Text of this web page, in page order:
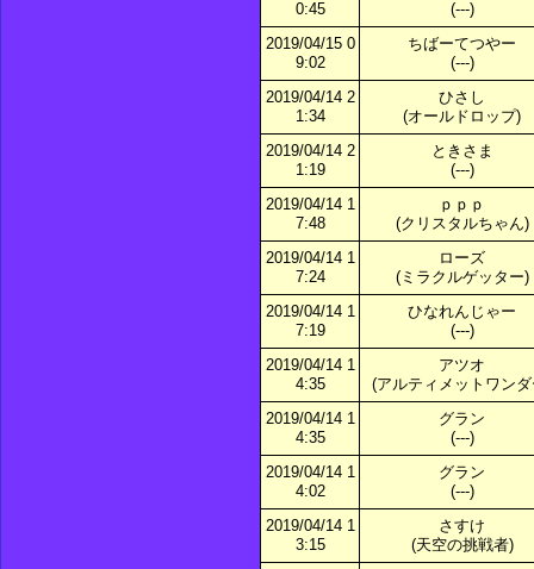
0:45
(---)
2019/04/15 0
9:02
ちばーてつやー
(---)
2019/04/14 2
1:34
ひさし
(オールドロップ)
2019/04/14 2
1:19
ときさま
(---)
2019/04/14 1
7:48
ｐｐｐ
(クリスタルちゃん)
2019/04/14 1
7:24
ローズ
(ミラクルゲッター)
2019/04/14 1
7:19
ひなれんじゃー
(---)
2019/04/14 1
4:35
アツオ
(アルティメットワン
2019/04/14 1
4:35
グラン
(---)
2019/04/14 1
4:02
グラン
(---)
2019/04/14 1
3:15
さすけ
(天空の挑戦者)